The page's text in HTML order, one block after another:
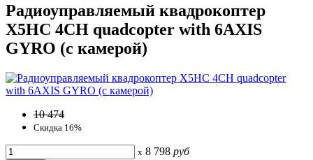
Радиоуправляемый квадрокоптер
X5HC 4CH quadcopter with 6AXIS
GYRO (с камерой)
10 474
Скидка 16%
x 8 798 руб